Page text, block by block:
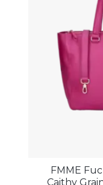
FMME
Caithy